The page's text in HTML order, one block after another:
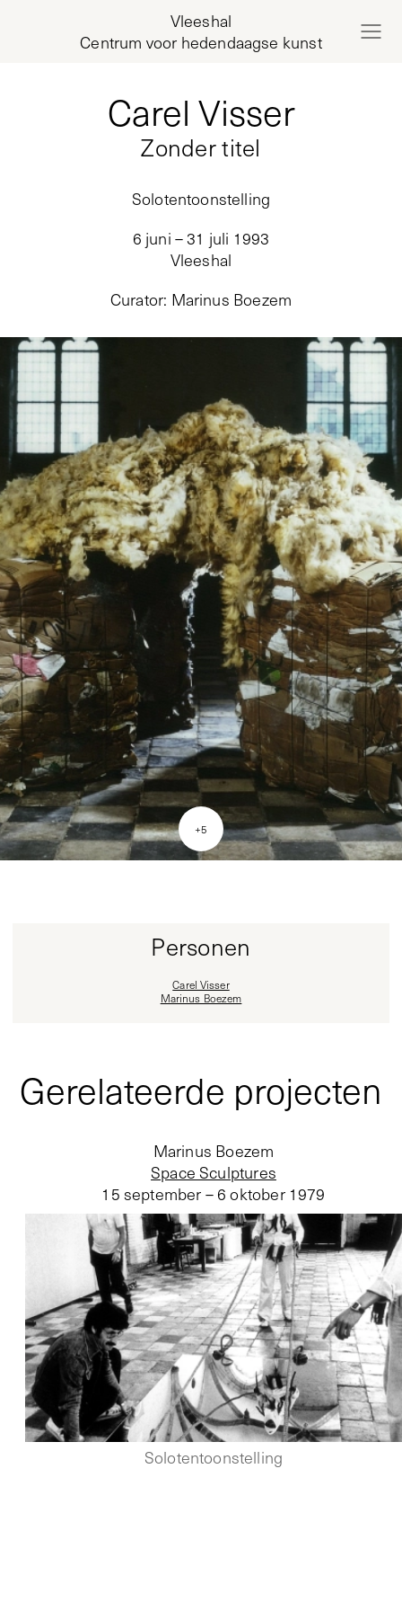
Vleeshal
Centrum voor hedendaagse kunst
Zonder titel
Carel Visser
Solotentoonstelling
6 juni – 31 juli 1993
Vleeshal
Curator: Marinus Boezem
+5
Personen
Carel Visser
Marinus Boezem
Gerelateerde projecten
Space Sculptures
Marinus Boezem
15 september – 6 oktober 1979
Solotentoonstelling